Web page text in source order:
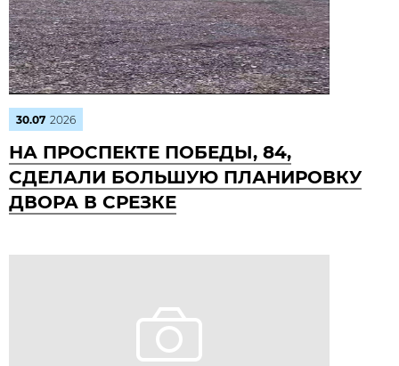
30.07 2026
НА ПРОСПЕКТЕ ПОБЕДЫ, 84,
СДЕЛАЛИ БОЛЬШУЮ ПЛАНИРОВКУ
ДВОРА В СРЕЗКЕ